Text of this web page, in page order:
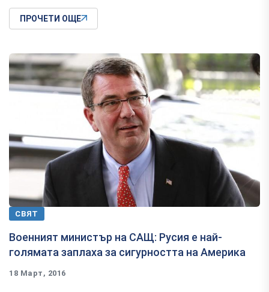
ПРОЧЕТИ ОЩЕ
СВЯТ
Военният министър на САЩ: Русия е най-
голямата заплаха за сигурността на Америка
18 Март, 2016